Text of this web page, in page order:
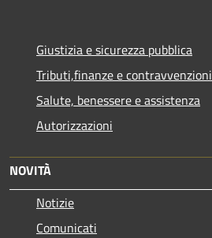
Giustizia e sicurezza pubblica
Tributi,finanze e contravvenzioni
Salute, benessere e assistenza
Autorizzazioni
NOVITÀ
Notizie
Comunicati